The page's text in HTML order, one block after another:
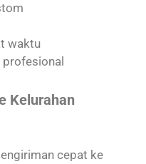
waktu
Kelurahan
cepat ke